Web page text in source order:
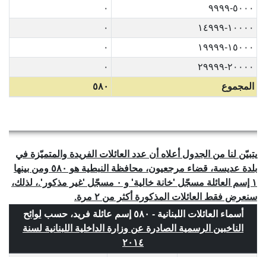
٥٠٠٠-٩٩٩٩
٠
١٠٠٠٠-١٤٩٩٩
٠
١٥٠٠٠-١٩٩٩٩
٠
٢٠٠٠٠-٢٩٩٩٩
٠
المجموع
٥٨٠
يتبيّن لنا من الجدول أعلاه أن عدد العائلات الفريدة والمتميّزة في
بلدة عديسة، قضاء مرجعيون، محافظة النبطية هو ٥٨٠ ومن بينها
١ إسم العائلة مسجّل 'خانة خالية' و ٠ مسجّل 'غير مذكور'.، لذلك،
سنعرض فقط العائلات المذكورة أكثر من ٢ مرة.
أسماء العائلات اللبنانية - ٥٨٠ إسم عائلة فريد، حسب
لوائح
الناخبين الرسمية الصادرة عن وزارة الداخلية اللبنانية لسنة
٢٠١٤